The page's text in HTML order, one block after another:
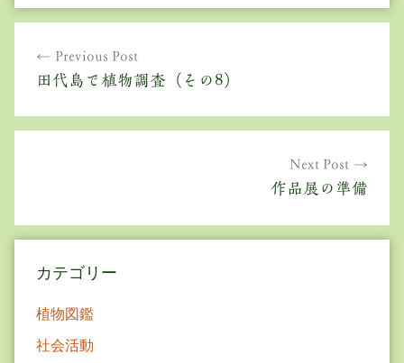
ビ
シ
Previous Post
田代島で植物調査（その8）
Next Post
作品展の準備
カテゴリー
植物図鑑
社会活動